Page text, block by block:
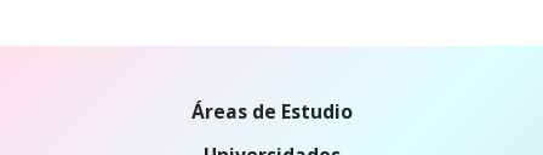
Áreas de Estudio